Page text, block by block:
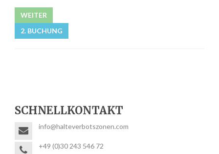
WEITER
2. BUCHUNG
SCHNELLKONTAKT
info@halteverbotszonen.com
+49 (0)30 243 546 72